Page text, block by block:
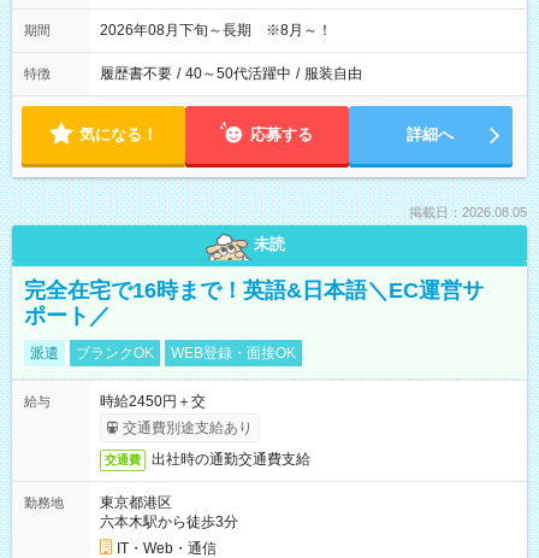
期間 2026年08月下旬～長期 ※8月～！
特徴 履歴書不要 / 40～50代活躍中 / 服装自由
気になる！ 応募する 詳細へ
掲載日：2026.08.05
未読
完全在宅で16時まで！英語&日本語＼EC運営サ
ポート／
派遣 ブランクOK WEB登録・面接OK
給与
時給2450円＋交
交通費別途支給あり
交通費 出社時の通勤交通費支給
勤務地
東京都港区
六本木駅から徒歩3分
IT・Web・通信